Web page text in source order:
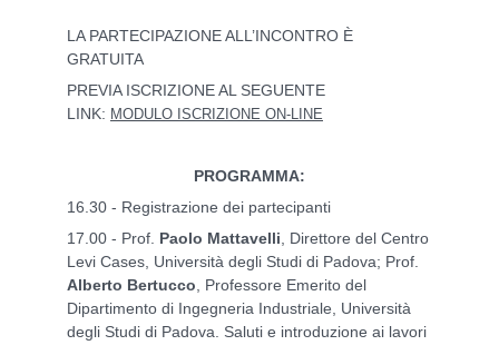
LA PARTECIPAZIONE ALL’INCONTRO È
GRATUITA
PREVIA ISCRIZIONE AL SEGUENTE
LINK: MODULO ISCRIZIONE ON-LINE
PROGRAMMA:
16.30 - Registrazione dei partecipanti
17.00 - Prof. Paolo Mattavelli , Direttore del Centro
Levi Cases, Università degli Studi di Padova; Prof.
Alberto Bertucco , Professore Emerito del
Dipartimento di Ingegneria Industriale, Università
degli Studi di Padova. Saluti e introduzione ai lavori